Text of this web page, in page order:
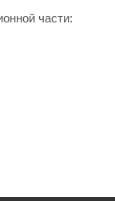
части: